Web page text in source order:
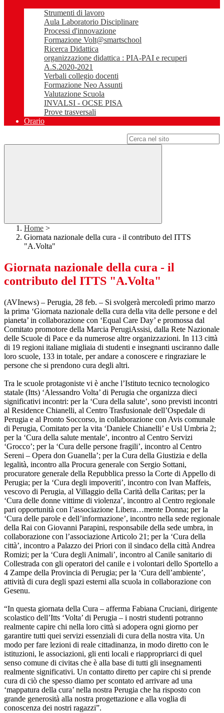
Strumenti di lavoro
Aula Laboratorio Disciplinare
Processi d'innovazione
Formazione Volt@smartschool
Ricerca Didattica
organizzazione didattica : PIA-PAI e recuperi
A.S.2020-2021
Verbali collegio docenti
Formazione Neo Assunti
Valutazione Scuola
INVALSI - OCSE PISA
Prove trasversali
Orario
Home >
Giornata nazionale della cura - il contributo del ITTS
"A.Volta"
Giornata nazionale della cura - il
contributo del ITTS "A.Volta"
(AVInews) – Perugia, 28 feb. – Si svolgerà mercoledì primo marzo
la prima ‘Giornata nazionale della cura della vita delle persone e del
pianeta’ in collaborazione con ‘Equal Care Day’ e promossa dal
Comitato promotore della Marcia PerugiAssisi, dalla Rete Nazionale
delle Scuole di Pace e da numerose altre organizzazioni. In 113 città
di 19 regioni italiane migliaia di studenti e insegnanti usciranno dalle
loro scuole, 133 in totale, per andare a conoscere e ringraziare le
persone che si prendono cura degli altri.
Tra le scuole protagoniste vi è anche l’Istituto tecnico tecnologico
statale (Itts) ‘Alessandro Volta’ di Perugia che organizza dieci
significativi incontri: per la ‘Cura della salute’, sono previsti incontri
al Residence Chianelli, al Centro Trasfusionale dell’Ospedale di
Perugia e al Pronto Soccorso, in collaborazione con Avis comunale
di Perugia, Comitato per la vita ‘Daniele Chianelli’ e Usl Umbria 2;
per la ‘Cura della salute mentale’, incontro al Centro Servizi
‘Grocco’; per la ‘Cura delle persone fragili’, incontro al Centro
Sereni – Opera don Guanella’; per la Cura della Giustizia e della
legalità, incontro alla Procura generale con Sergio Sottani,
procuratore generale della Repubblica presso la Corte di Appello di
Perugia; per la ‘Cura degli impoveriti’, incontro con Ivan Maffeis,
vescovo di Perugia, al Villaggio della Carità della Caritas; per la
‘Cura delle donne vittime di violenza’, incontro al Centro regionale
pari opportunità con l’associazione Libera…mente Donna; per la
‘Cura delle parole e dell’informazione’, incontro nella sede regionale
della Rai con Giovanni Parapini, responsabile della sede umbra, in
collaborazione con l’associazione Articolo 21; per la ‘Cura della
città’, incontro a Palazzo dei Priori con il sindaco della città Andrea
Romizi; per la ‘Cura degli Animali’, incontro al Canile sanitario di
Collestrada con gli operatori del canile e i volontari dello Sportello a
4 Zampe della Provincia di Perugia; per la ‘Cura dell’ambiente’,
attività di cura degli spazi esterni alla scuola in collaborazione con
Gesenu.
“In questa giornata della Cura – afferma Fabiana Cruciani, dirigente
scolastico dell’Itts ‘Volta’ di Perugia – i nostri studenti potranno
realmente capire chi nella loro città si adopera ogni giorno per
garantire tutti quei servizi essenziali di cura della nostra vita. Un
modo per fare lezioni di reale cittadinanza, in modo diretto con le
istituzioni, le associazioni, gli enti locali e riappropriarci di quel
senso comune di civitas che è alla base di tutti gli insegnamenti
realmente significativi. Un contatto diretto per capire chi si prende
cura di ciò che spesso diamo per scontato ed arrivare ad una
‘mappatura della cura’ nella nostra Perugia che ha risposto con
grande generosità alla nostra progettazione e alla voglia di
conoscenza dei nostri ragazzi”.